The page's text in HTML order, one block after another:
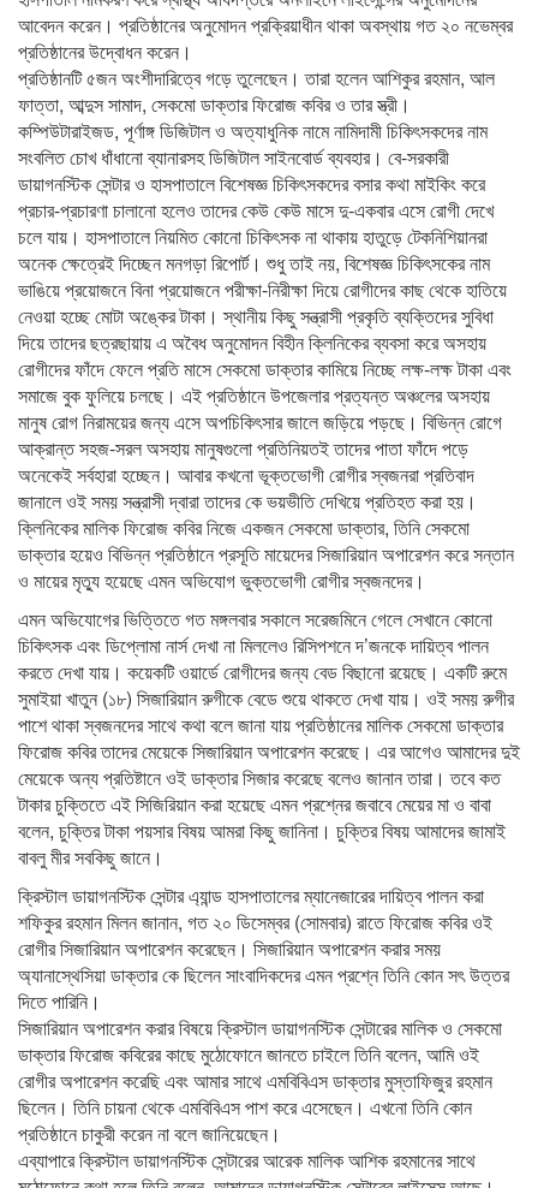
আবেদন করেন। প্রতিষ্ঠানের অনুমোদন প্রক্রিয়াধীন থাকা অবস্থায় গত ২০ নভেম্বর
প্রতিষ্ঠানের উদ্বোধন করেন।
প্রতিষ্ঠানটি ৫জন অংশীদারিত্বে গড়ে তুলেছেন। তারা হলেন আশিকুর রহমান, আল
ফাত্তা, আব্দুস সামাদ, সেকমো ডাক্তার ফিরোজ কবির ও তার স্ত্রী।
কম্পিউটারাইজড, পূর্ণাঙ্গ ডিজিটাল ও অত্যাধুনিক নামে নামিদামী চিকিৎসকদের নাম
সংবলিত চোখ ধাঁধানো ব্যানারসহ ডিজিটাল সাইনবোর্ড ব্যবহার। বে-সরকারী
ডায়াগনস্টিক সেন্টার ও হাসপাতালে বিশেষজ্ঞ চিকিৎসকদের বসার কথা মাইকিং করে
প্রচার-প্রচারণা চালানো হলেও তাদের কেউ কেউ মাসে দু-একবার এসে রোগী দেখে
চলে যায়। হাসপাতালে নিয়মিত কোনো চিকিৎসক না থাকায় হাতুড়ে টেকনিশিয়ানরা
অনেক ক্ষেত্রেই দিচ্ছেন মনগড়া রিপোর্ট। শুধু তাই নয়, বিশেষজ্ঞ চিকিৎসকের নাম
ভাঙিয়ে প্রয়োজনে বিনা প্রয়োজনে পরীক্ষা-নিরীক্ষা দিয়ে রোগীদের কাছ থেকে হাতিয়ে
নেওয়া হচ্ছে মোটা অঙ্কের টাকা। স্থানীয় কিছু সন্ত্রাসী প্রকৃতি ব্যক্তিদের সুবিধা
দিয়ে তাদের ছত্রছায়ায় এ অবৈধ অনুমোদন বিহীন ক্লিনিকের ব্যবসা করে অসহায়
রোগীদের ফাঁদে ফেলে প্রতি মাসে সেকমো ডাক্তার কামিয়ে নিচ্ছে লক্ষ-লক্ষ টাকা এবং
সমাজে বুক ফুলিয়ে চলছে। এই প্রতিষ্ঠানে উপজেলার প্রত্যন্ত অঞ্চলের অসহায়
মানুষ রোগ নিরাময়ের জন্য এসে অপচিকিৎসার জালে জড়িয়ে পড়ছে। বিভিন্ন রোগে
আক্রান্ত সহজ-সরল অসহায় মানুষগুলো প্রতিনিয়তই তাদের পাতা ফাঁদে পড়ে
অনেকেই সর্বহারা হচ্ছেন। আবার কখনো ভূক্তভোগী রোগীর স্বজনরা প্রতিবাদ
জানালে ওই সময় সন্ত্রাসী দ্বারা তাদের কে ভয়ভীতি দেখিয়ে প্রতিহত করা হয়।
ক্লিনিকের মালিক ফিরোজ কবির নিজে একজন সেকমো ডাক্তার, তিনি সেকমো
ডাক্তার হয়েও বিভিন্ন প্রতিষ্ঠানে প্রসূতি মায়েদের সিজারিয়ান অপারেশন করে সন্তান
ও মায়ের মৃত্যু হয়েছে এমন অভিযোগ ভুক্তভোগী রোগীর স্বজনদের।
এমন অভিযোগের ভিত্তিতে গত মঙ্গলবার সকালে সরেজমিনে গেলে সেখানে কোনো
চিকিৎসক এবং ডিপ্লোমা নার্স দেখা না মিললেও রিসিপশনে দ’জনকে দায়িত্ব পালন
করতে দেখা যায়। কয়েকটি ওয়ার্ডে রোগীদের জন্য বেড বিছানো রয়েছে। একটি রুমে
সুমাইয়া খাতুন (১৮) সিজারিয়ান রুগীকে বেডে শুয়ে থাকতে দেখা যায়। ওই সময় রুগীর
পাশে থাকা স্বজনদের সাথে কথা বলে জানা যায় প্রতিষ্ঠানের মালিক সেকমো ডাক্তার
ফিরোজ কবির তাদের মেয়েকে সিজারিয়ান অপারেশন করেছে। এর আগেও আমাদের দুই
মেয়েকে অন্য প্রতিষ্টানে ওই ডাক্তার সিজার করেছে বলেও জানান তারা। তবে কত
টাকার চুক্তিতে এই সিজিরিয়ান করা হয়েছে এমন প্রশ্নের জবাবে মেয়ের মা ও বাবা
বলেন, চুক্তির টাকা পয়সার বিষয় আমরা কিছু জানিনা। চুক্তির বিষয় আমাদের জামাই
বাবলু মীর সবকিছু জানে।
ক্রিস্টাল ডায়াগনস্টিক সেন্টার এ্যান্ড হাসপাতালের ম্যানেজারের দায়িত্ব পালন করা
শফিকুর রহমান মিলন জানান, গত ২০ ডিসেম্বর (সোমবার) রাতে ফিরোজ কবির ওই
রোগীর সিজারিয়ান অপারেশন করেছেন। সিজারিয়ান অপারেশন করার সময়
অ্যানাস্থেসিয়া ডাক্তার কে ছিলেন সাংবাদিকদের এমন প্রশ্নে তিনি কোন সৎ উত্তর
দিতে পারিনি।
সিজারিয়ান অপারেশন করার বিষয়ে ক্রিস্টাল ডায়াগনস্টিক সেন্টারের মালিক ও সেকমো
ডাক্তার ফিরোজ কবিরের কাছে মুঠোফোনে জানতে চাইলে তিনি বলেন, আমি ওই
রোগীর অপারেশন করেছি এবং আমার সাথে এমবিবিএস ডাক্তার মুস্তাফিজুর রহমান
ছিলেন। তিনি চায়না থেকে এমবিবিএস পাশ করে এসেছেন। এখনো তিনি কোন
প্রতিষ্ঠানে চাকুরী করেন না বলে জানিয়েছেন।
এব্যাপারে ক্রিস্টাল ডায়াগনস্টিক সেন্টারের আরেক মালিক আশিক রহমানের সাথে